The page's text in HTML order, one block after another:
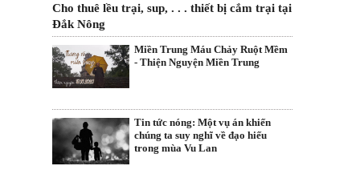
Cho thuê lều trại, sup, . . . thiết bị cắm trại tại
Đắk Nông
Miền Trung Máu Chảy Ruột Mềm
- Thiện Nguyện Miền Trung
Tin tức nóng: Một vụ án khiến
chúng ta suy nghĩ về đạo hiếu
trong mùa Vu Lan